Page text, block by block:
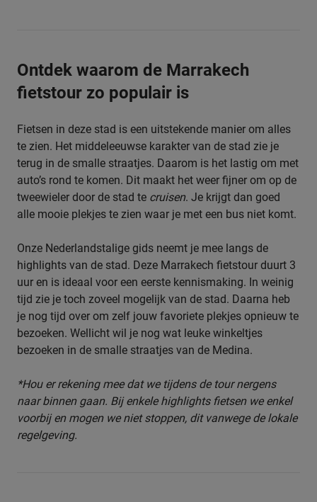
Ontdek waarom de Marrakech
fietstour zo populair is
Fietsen in deze stad is een uitstekende manier om alles
te zien. Het middeleeuwse karakter van de stad zie je
terug in de smalle straatjes. Daarom is het lastig om met
auto’s rond te komen. Dit maakt het weer fijner om op de
tweewieler door de stad te cruisen. Je krijgt dan goed
alle mooie plekjes te zien waar je met een bus niet komt.
Onze Nederlandstalige gids neemt je mee langs de
highlights van de stad. Deze Marrakech fietstour duurt 3
uur en is ideaal voor een eerste kennismaking. In weinig
tijd zie je toch zoveel mogelijk van de stad. Daarna heb
je nog tijd over om zelf jouw favoriete plekjes opnieuw te
bezoeken. Wellicht wil je nog wat leuke winkeltjes
bezoeken in de smalle straatjes van de Medina.
*Hou er rekening mee dat we tijdens de tour nergens
naar binnen gaan. Bij enkele highlights fietsen we enkel
voorbij en mogen we niet stoppen, dit vanwege de lokale
regelgeving.